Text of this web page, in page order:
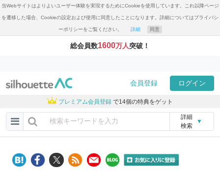
当Webサイトはよりよいユーザー体験を実現するためにCookieを使用しています。これ以降ページ
を遷移した場合、Cookieの設定および使用に同意したことになります。詳細についてはプライバシ
ーポリシーをご覧ください。 詳細 同意
総会員数1600万人突破！
会員登録 ログイン
プレミアム会員登録 で14個の特典をゲット
詳細
検索
▼